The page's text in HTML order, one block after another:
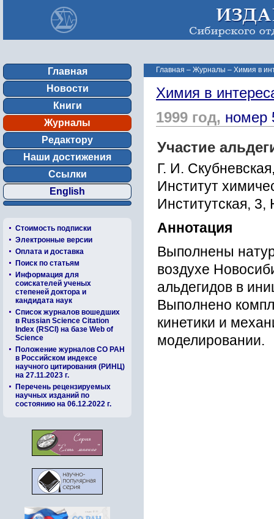
Главная
Новости
Книги
Журналы
Редактору
Наши достижения
Ссылки
English
Стоимость подписки
Электронные версии
Оплата и доставка
Поиск по статьям
Информация для
соискателей ученых
степеней доктора и
кандидата наук
Список журналов вошедших
в Russian Science Citation
Index (RSCI) на базе Web of
Science
Положение журналов СО РАН
в Российском индексе
научного цитирования (РИНЦ)
на 27.11.2023 г.
Перечень рецензируемых
научных изданий по
состоянию на 06.12.2022 г.
Главная – Журналы – Химия в
Химия в
1999 год, номер
Участие
Г. И.
Институт
Институтская,
Аннотация
Выполнены
воздухе
альдегидов в
Выполнено
кинетики и
моделировании.